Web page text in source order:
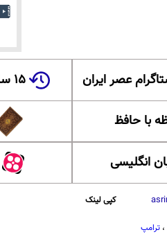
عصر ایران ۱۵ سال پیش در چنین روزی
با حافظ
انگلیسی
کپی لینک
، ترامپ